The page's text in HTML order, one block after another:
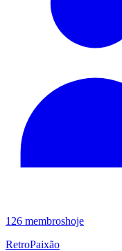
126 membroshoje
RetroPaixão